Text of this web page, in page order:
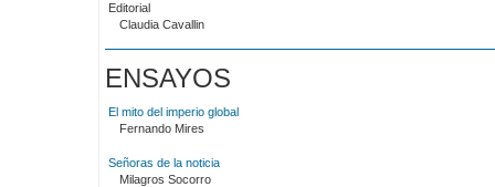
Editorial
Claudia Cavallin
ENSAYOS
El mito del imperio global
Fernando Mires
Señoras de la noticia
Milagros Socorro